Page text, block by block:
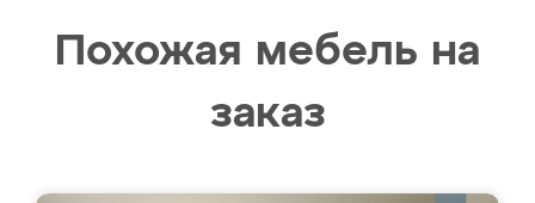
Похожая мебель на
заказ